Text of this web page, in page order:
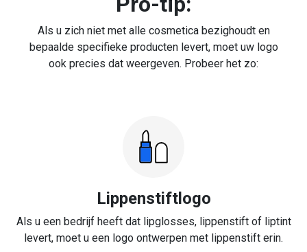
Als u zich niet met alle cosmetica bezighoudt en
bepaalde specifieke producten levert, moet uw logo
ook precies dat weergeven. Probeer het zo:
Lippenstiftlogo
Als u een bedrijf heeft dat lipglosses, lippenstift of liptint
levert, moet u een logo ontwerpen met lippenstift erin.